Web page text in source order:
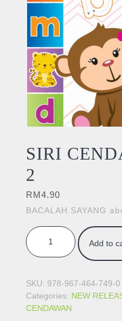
SIRI
2
RM4.90
BACALAH SAYANG
SIRI CENDAWAN: BUKU
Add to
SKU: 978-967-464-749-0
Categories: NEW
CENDAWAN